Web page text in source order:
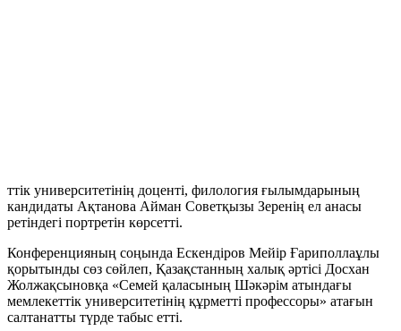
ттік университетінің доценті, филология ғылымдарының
кандидаты Ақтанова Айман Советқызы Зеренің ел анасы
ретіндегі портретін көрсетті.
Конференцияның соңында Ескендіров Мейір Ғариполлаұлы
қорытынды сөз сөйлеп, Қазақстанның халық әртісі Досхан
Жолжақсыновқа «Семей қаласының Шәкәрім атындағы
мемлекеттік университетінің құрметті профессоры» атағын
салтанатты түрде табыс етті.